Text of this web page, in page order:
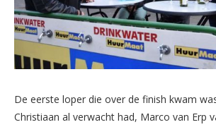
De eerste loper die over de finish kwam
Christiaan al verwacht had, Marco van Erp